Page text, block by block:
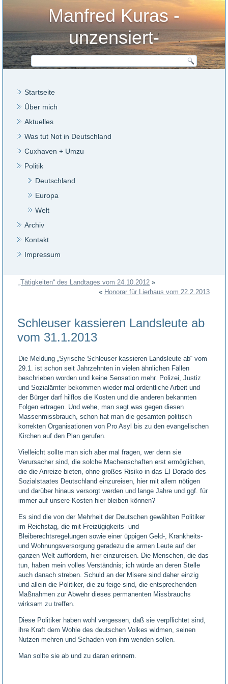
Manfred Kuras -
unzensiert-
Startseite
Über mich
Aktuelles
Was tut Not in Deutschland
Cuxhaven + Umzu
Politik
Deutschland
Europa
Welt
Archiv
Kontakt
Impressum
„Tätigkeiten“ des Landtages vom 24.10.2012 »
« Honorar für Lierhaus vom 22.2.2013
Schleuser kassieren Landsleute ab
vom 31.1.2013
Die Meldung „Syrische Schleuser kassieren Landsleute ab“ vom
29.1. ist schon seit Jahrzehnten in vielen ähnlichen Fällen
beschrieben worden und keine Sensation mehr. Polizei, Justiz
und Sozialämter bekommen wieder mal ordentliche Arbeit und
der Bürger darf hilflos die Kosten und die anderen bekannten
Folgen ertragen. Und wehe, man sagt was gegen diesen
Massenmissbrauch, schon hat man die gesamten politisch
korrekten Organisationen von Pro Asyl bis zu den evangelischen
Kirchen auf den Plan gerufen.
Vielleicht sollte man sich aber mal fragen, wer denn sie
Verursacher sind, die solche Machenschaften erst ermöglichen,
die die Anreize bieten, ohne großes Risiko in das El Dorado des
Sozialstaates Deutschland einzureisen, hier mit allem nötigen
und darüber hinaus versorgt werden und lange Jahre und ggf. für
immer auf unsere Kosten hier bleiben können?
Es sind die von der Mehrheit der Deutschen gewählten Politiker
im Reichstag, die mit Freizügigkeits- und
Bleiberechtsregelungen sowie einer üppigen Geld-, Krankheits-
und Wohnungsversorgung geradezu die armen Leute auf der
ganzen Welt auffordern, hier einzureisen. Die Menschen, die das
tun, haben mein volles Verständnis; ich würde an deren Stelle
auch danach streben. Schuld an der Misere sind daher einzig
und allein die Politiker, die zu feige sind, die entsprechenden
Maßnahmen zur Abwehr dieses permanenten Missbrauchs
wirksam zu treffen.
Diese Politiker haben wohl vergessen, daß sie verpflichtet sind,
ihre Kraft dem Wohle des deutschen Volkes widmen, seinen
Nutzen mehren und Schaden von ihm wenden sollen.
Man sollte sie ab und zu daran erinnern.